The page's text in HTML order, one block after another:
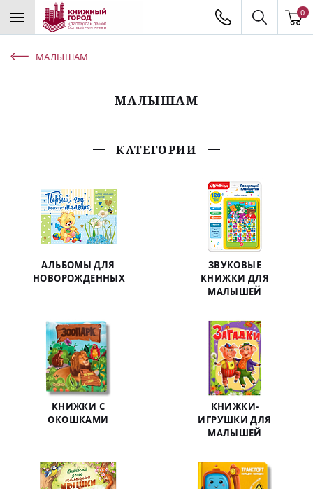
0
МАЛЫШАМ
МАЛЫШАМ
КАТЕГОРИИ
АЛЬБОМЫ ДЛЯ
НОВОРОЖДЕННЫХ
ЗВУКОВЫЕ
КНИЖКИ ДЛЯ
МАЛЫШЕЙ
КНИЖКИ С
ОКОШКАМИ
КНИЖКИ-
ИГРУШКИ ДЛЯ
МАЛЫШЕЙ